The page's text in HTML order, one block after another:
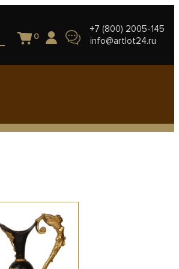
0
+7 (800) 2005-145
info@artlot24.ru